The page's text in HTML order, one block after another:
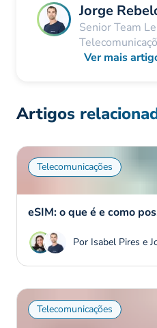
Jorge
Senior Team
Ver mais
Artigos
Telecomunicações
eSIM: o que é e como
Por Isabel Pires e
Telecomunicações